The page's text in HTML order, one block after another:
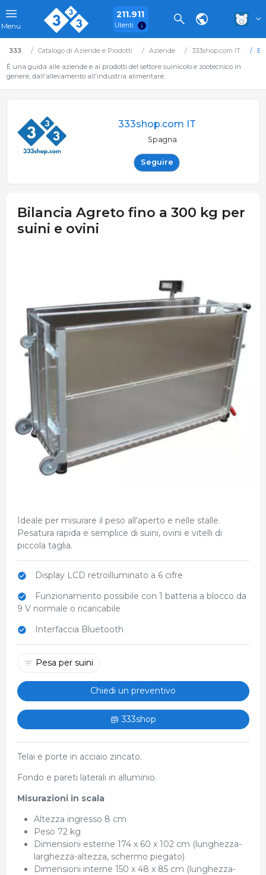
Menu
211.911
Utenti
333 Catalogo di Aziende e Prodotti Aziende 333shop.com IT
È una guida alle aziende e ai prodotti del settore suinicolo e zootecnico in
genere, dall'allevamento all'industria alimentare.
333shop.com IT
Spagna
Seguire
Bilancia Agreto fino a 300 kg per
suini e ovini
Ideale per misurare il peso all'aperto e nelle stalle.
Pesatura rapida e semplice di suini, ovini e vitelli di
piccola taglia.
Display LCD retroilluminato a 6 cifre
Funzionamento possibile con 1 batteria a blocco da
9 V normale o ricaricabile
Interfaccia Bluetooth
Pesa per suini
Chiedi un preventivo
333shop
Telai e porte in acciaio zincato.
Fondo e pareti laterali in alluminio.
Misurazioni in scala
Altezza ingresso 8 cm
Peso 72 kg
Dimensioni esterne 174 x 60 x 102 cm (lunghezza-
larghezza-altezza, schermo piegato)
Dimensioni interne 150 x 48 x 85 cm (lunghezza-